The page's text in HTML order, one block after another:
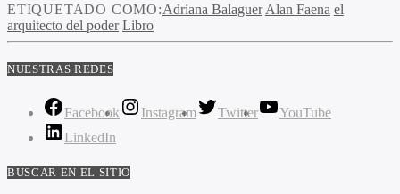
ETIQUETADO COMO:Adriana Balaguer Alan Faena el
arquitecto del poder Libro
NUESTRAS REDES
Facebook Instagram Twitter
YouTube
LinkedIn
BUSCAR EN EL SITIO